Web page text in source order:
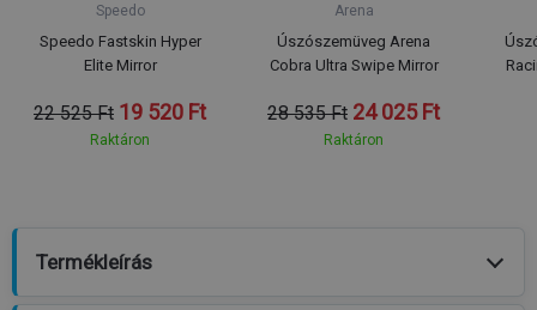
Speedo
Speedo Fastskin Hyper
Elite Mirror
22 525 Ft 19 520 Ft
Raktáron
Arena
Úszószemüveg Arena
Cobra Ultra Swipe Mirror
28 535 Ft 24 025 Ft
Raktáron
Termékleírás